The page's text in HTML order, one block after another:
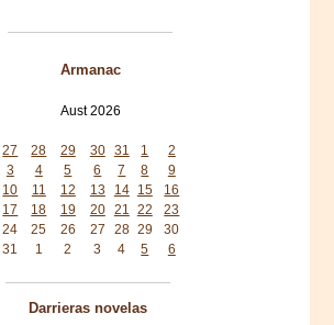
Armanac
Aust 2026
27
28 29 30 31 1
2
3
4 5 6 7 8
9
10
11 12 13 14 15
16
17
18 19 20 21 22
23
24
25 26 27 28 29
30
31
1 2 3 4 5 6
Darrieras novelas